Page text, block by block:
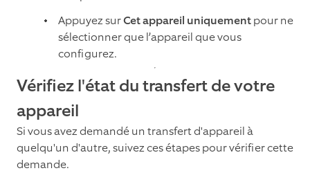
Appuyez surCet appareil uniquementpour ne
sélectionner que l’appareil que vous
configurez.
Vérifiez l'état du transfert de votre
appareil
Si vous avez demandé un transfert d'appareil à
quelqu'un d'autre, suivez ces étapes pour vérifier cette
demande.